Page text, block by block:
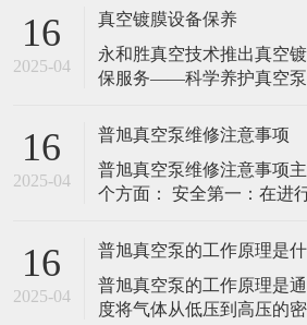
- **油质检查**：定期检查
### 2. **更换真空泵油**
16
2025-04
真空镀膜设备保养
永和胜真空技术推出真空
保服务——科学养护真空泵
空镀膜技术在高精密制造、
磨涂层等领域的广泛应用，
真空泵的稳定运行成为企
永和胜真空技术有限责任
16
2025-04
普旭真空泵维修注意事项
普旭真空泵维修注意事项‌
个方面： ‌安全第一‌：在进
压力已经降至安全范围。在
穿戴好防护用具，避免发生
节至上‌：在维修过程中，
一个部件的工作情况，查
16
2025-04
普旭真空泵的工作原理是
普旭真空泵的工作原理是
度将气体从低压到高压的